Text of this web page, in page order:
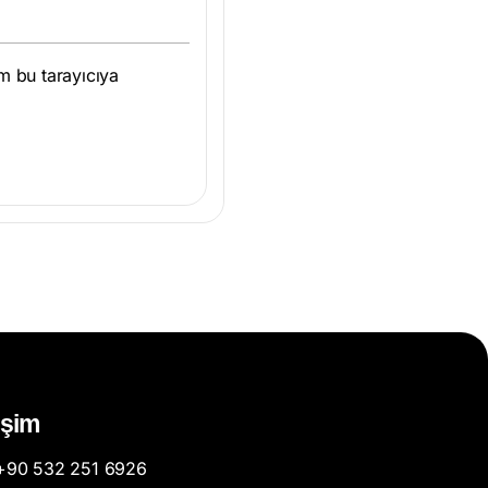
bu tarayıcıya
532 251 6926